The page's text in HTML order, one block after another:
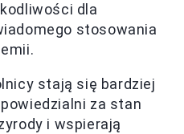
dla
stosowania
stają się bardziej
za stan
i wspierają